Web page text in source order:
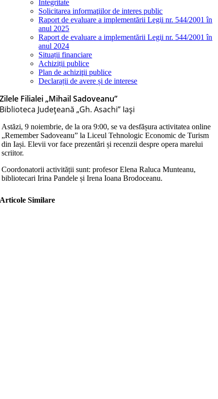
Integritate
Solicitarea informaţiilor de interes public
Raport de evaluare a implementării Legii nr. 544/2001 în
anul 2025
Raport de evaluare a implementării Legii nr. 544/2001 în
anul 2024
Situații financiare
Achiziții publice
Plan de achiziţii publice
Declarații de avere și de interese
Zilele Filialei „Mihail Sadoveanu”
Biblioteca Judeţeană „Gh. Asachi” Iaşi
Astăzi, 9 noiembrie, de la ora 9:00, se va desfășura activitatea online
„Remember Sadoveanu” la Liceul Tehnologic Economic de Turism
din Iași. Elevii vor face prezentări și recenzii despre opera marelui
scriitor.
Coordonatorii activității sunt: profesor Elena Raluca Munteanu,
bibliotecari Irina Pandele și Irena Ioana Brodoceanu.
Articole Similare